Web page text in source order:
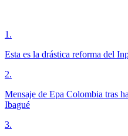
1 .
Esta es la drástica reforma del
2.
Mensaje de Epa Colombia tras
Ibagué
3.